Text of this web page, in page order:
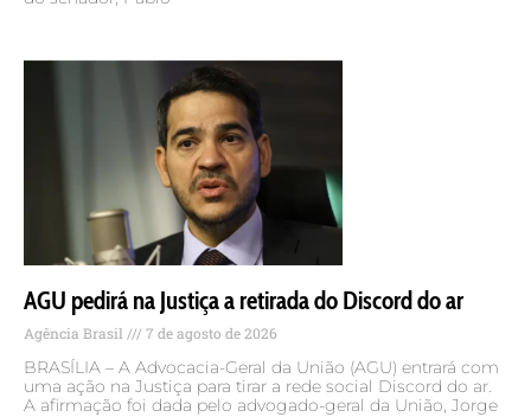
AGU pedirá na Justiça a retirada do Discord do ar
Agência Brasil 7 de agosto de 2026
BRASÍLIA – A Advocacia-Geral da União (AGU) entrará com
uma ação na Justiça para tirar a rede social Discord do ar.
A afirmação foi dada pelo advogado-geral da União, Jorge